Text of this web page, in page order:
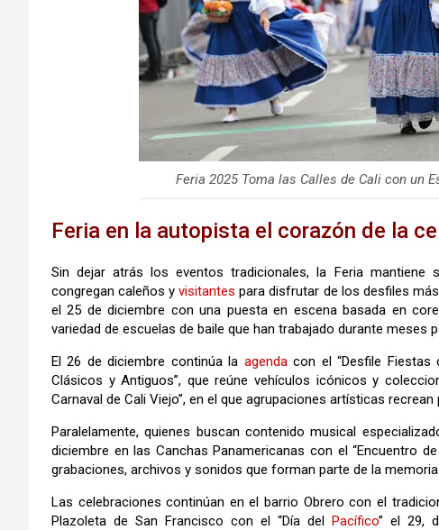
Feria 2025 Toma las Calles de Cali con un
Feria en la autopista el corazón de la
Sin dejar atrás los eventos tradicionales, la Feria
congregan caleños yvisitantes para disfrutar de los desfiles
el 25 de diciembre con una puesta en escena basada en
variedad de escuelas de baile que han trabajado durante meses
El 26 de diciembre continúa la agendacon el “Desfile Fiestas
Clásicos y Antiguos”, que reúne vehículos icónicos y
Carnaval de Cali Viejo”, en el que agrupaciones artísticas
Paralelamente, quienes buscan contenido musical
diciembre en las Canchas Panamericanas con el “Encuentro
grabaciones, archivos y sonidos que forman parte de la
Las celebraciones continúan en el barrio Obrero con el
Plazoleta de San Francisco con el “Día delPacífico” el 29,